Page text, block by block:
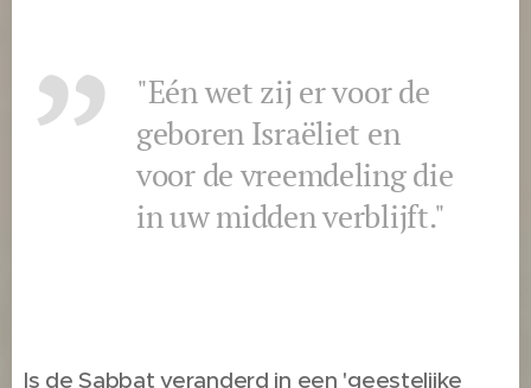
"Eén wet zij er voor de
geboren Israëliet en
voor de vreemdeling die
in uw midden verblijft."
Is de Sabbat veranderd in een 'geestelijke